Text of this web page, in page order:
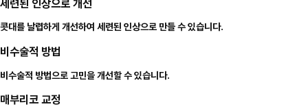
세련된 인상으로 개선
콧대를 날렵하게 개선하여 세련된 인상으로 만들 수 있습니다.
비수술적 방법
비수술적 방법으로 고민을 개선할 수 있습니다.
매부리코 교정